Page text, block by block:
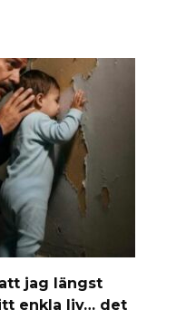
jag längst
enkla liv… det